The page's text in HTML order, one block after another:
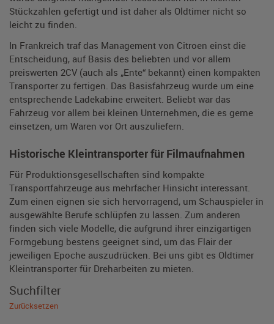
Stückzahlen gefertigt und ist daher als Oldtimer nicht so
leicht zu finden.
In Frankreich traf das Management von Citroen einst die
Entscheidung, auf Basis des beliebten und vor allem
preiswerten 2CV (auch als „Ente“ bekannt) einen kompakten
Transporter zu fertigen. Das Basisfahrzeug wurde um eine
entsprechende Ladekabine erweitert. Beliebt war das
Fahrzeug vor allem bei kleinen Unternehmen, die es gerne
einsetzen, um Waren vor Ort auszuliefern.
Historische Kleintransporter für Filmaufnahmen
Für Produktionsgesellschaften sind kompakte
Transportfahrzeuge aus mehrfacher Hinsicht interessant.
Zum einen eignen sie sich hervorragend, um Schauspieler in
ausgewählte Berufe schlüpfen zu lassen. Zum anderen
finden sich viele Modelle, die aufgrund ihrer einzigartigen
Formgebung bestens geeignet sind, um das Flair der
jeweiligen Epoche auszudrücken. Bei uns gibt es Oldtimer
Kleintransporter für Dreharbeiten zu mieten.
Suchfilter
Zurücksetzen